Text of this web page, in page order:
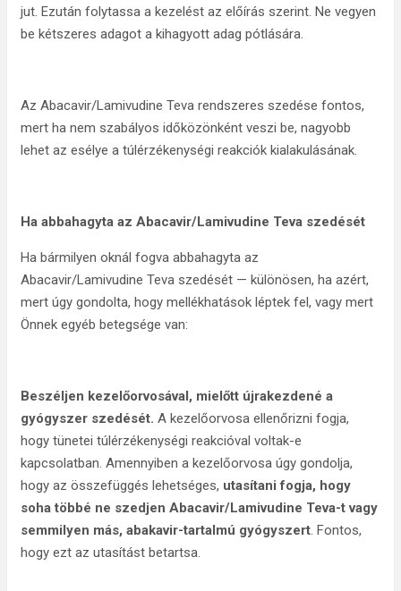
jut. Ezután folytassa a kezelést az előírás szerint. Ne vegyen
be kétszeres adagot a kihagyott adag pótlására.
Az Abacavir/Lamivudine Teva rendszeres szedése fontos,
mert ha nem szabályos időközönként veszi be, nagyobb
lehet az esélye a túlérzékenységi reakciók kialakulásának.
Ha abbahagyta az Abacavir/Lamivudine Teva szedését
Ha bármilyen oknál fogva abbahagyta az
Abacavir/Lamivudine Teva szedését — különösen, ha azért,
mert úgy gondolta, hogy mellékhatások léptek fel, vagy mert
Önnek egyéb betegsége van:
Beszéljen kezelőorvosával, mielőtt újrakezdené a
gyógyszer szedését. A kezelőorvosa ellenőrizni fogja,
hogy tünetei túlérzékenységi reakcióval voltak-e
kapcsolatban. Amennyiben a kezelőorvosa úgy gondolja,
hogy az összefüggés lehetséges, utasítani fogja, hogy
soha többé ne szedjen Abacavir/Lamivudine Teva-t vagy
semmilyen más, abakavir-tartalmú gyógyszert. Fontos,
hogy ezt az utasítást betartsa.